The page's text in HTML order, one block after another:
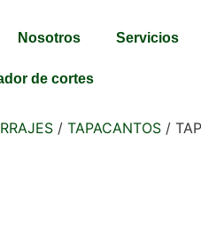
Nosotros Servicios
de cortes
/ TAPACANTOS /